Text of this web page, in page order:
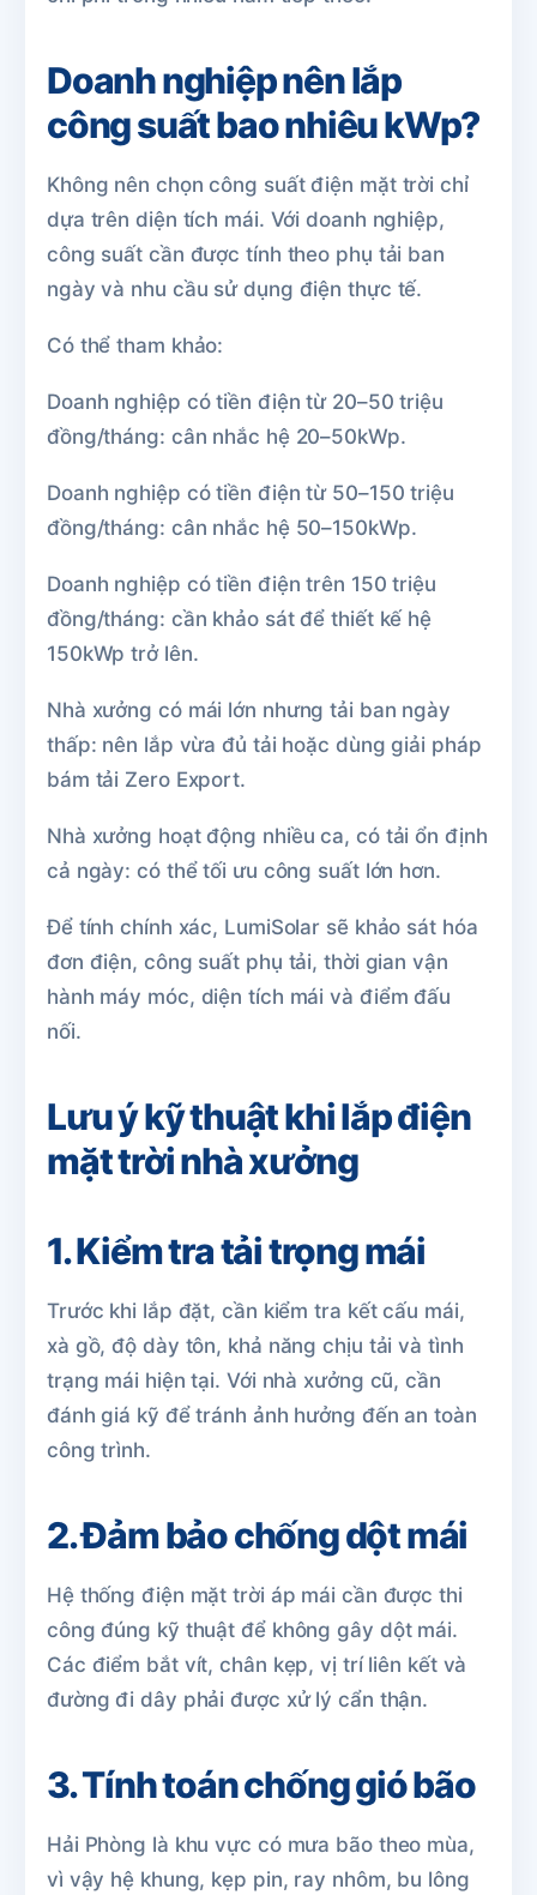
Doanh nghiệp nên lắp
công suất bao nhiêu kWp?
Không nên chọn công suất điện mặt trời chỉ
dựa trên diện tích mái. Với doanh nghiệp,
công suất cần được tính theo phụ tải ban
ngày và nhu cầu sử dụng điện thực tế.
Có thể tham khảo:
Doanh nghiệp có tiền điện từ 20–50 triệu
đồng/tháng: cân nhắc hệ 20–50kWp.
Doanh nghiệp có tiền điện từ 50–150 triệu
đồng/tháng: cân nhắc hệ 50–150kWp.
Doanh nghiệp có tiền điện trên 150 triệu
đồng/tháng: cần khảo sát để thiết kế hệ
150kWp trở lên.
Nhà xưởng có mái lớn nhưng tải ban ngày
thấp: nên lắp vừa đủ tải hoặc dùng giải pháp
bám tải Zero Export.
Nhà xưởng hoạt động nhiều ca, có tải ổn định
cả ngày: có thể tối ưu công suất lớn hơn.
Để tính chính xác, LumiSolar sẽ khảo sát hóa
đơn điện, công suất phụ tải, thời gian vận
hành máy móc, diện tích mái và điểm đấu
nối.
Lưu ý kỹ thuật khi lắp điện
mặt trời nhà xưởng
1. Kiểm tra tải trọng mái
Trước khi lắp đặt, cần kiểm tra kết cấu mái,
xà gồ, độ dày tôn, khả năng chịu tải và tình
trạng mái hiện tại. Với nhà xưởng cũ, cần
đánh giá kỹ để tránh ảnh hưởng đến an toàn
công trình.
2. Đảm bảo chống dột mái
Hệ thống điện mặt trời áp mái cần được thi
công đúng kỹ thuật để không gây dột mái.
Các điểm bắt vít, chân kẹp, vị trí liên kết và
đường đi dây phải được xử lý cẩn thận.
3. Tính toán chống gió bão
Hải Phòng là khu vực có mưa bão theo mùa,
vì vậy hệ khung, kẹp pin, ray nhôm, bu lông